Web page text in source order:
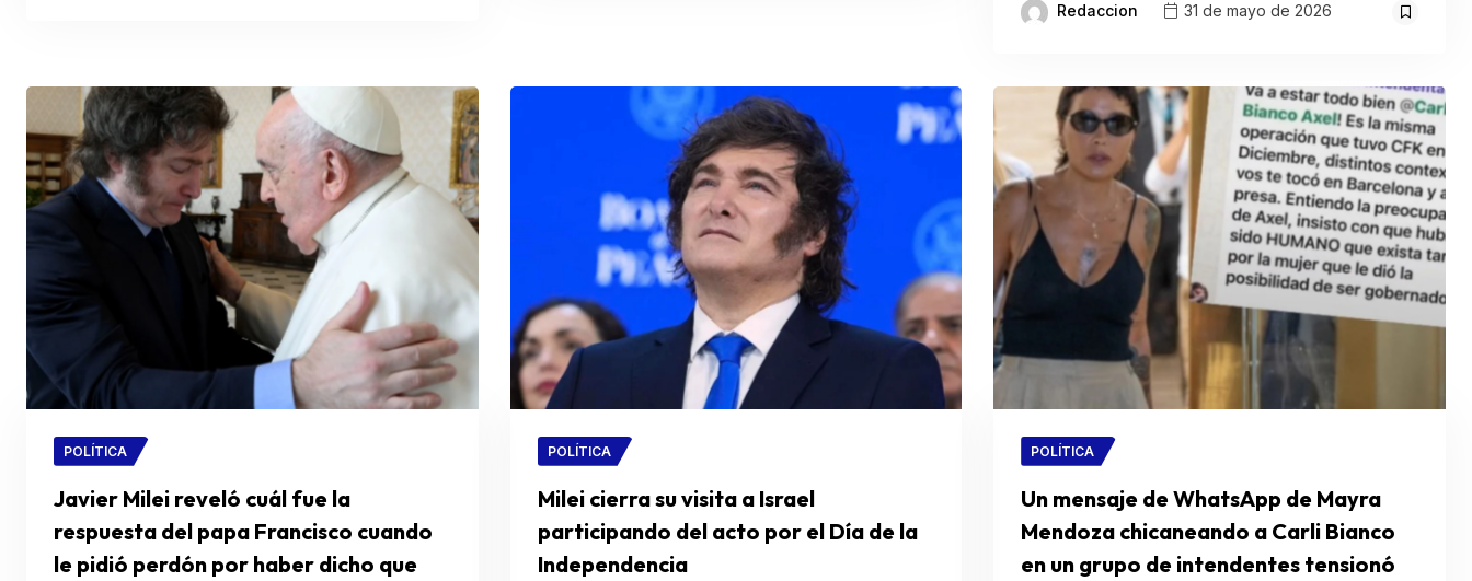
Redaccion 31 de mayo de 2026
POLÍTICA
Javier Milei reveló cuál fue la
respuesta del papa Francisco cuando
le pidió perdón por haber dicho que
POLÍTICA
Milei cierra su visita a Israel
participando del acto por el Día de la
Independencia
POLÍTICA
Un mensaje de WhatsApp de Mayra
Mendoza chicaneando a Carli Bianco
en un grupo de intendentes tensionó